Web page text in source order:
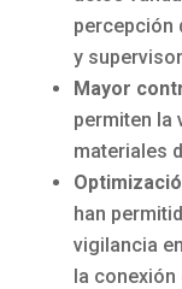
percepción
y
Mayor
permiten la
materiales
han
vigilancia
la